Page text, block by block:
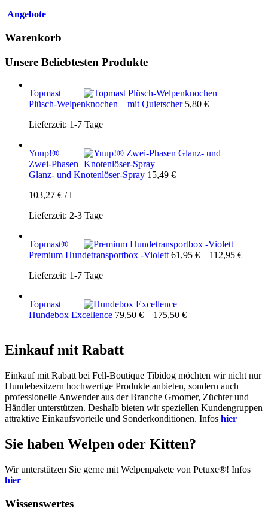
Angebote
Warenkorb
Unsere Beliebtesten Produkte
Topmast
Plüsch-Welpenknochen – mit Quietscher 5,80 €
Lieferzeit: 1-7 Tage
Yuup!®
Zwei-Phasen
Glanz- und Knotenlöser-Spray 15,49 €
103,27 € /l
Lieferzeit: 2-3 Tage
Topmast®
Premium Hundetransportbox -Violett 61,95 € – 112,95 €
Lieferzeit: 1-7 Tage
Topmast
Hundebox Excellence 79,50 € – 175,50 €
Einkauf mit Rabatt
Einkauf mit Rabatt bei Fell-Boutique Tibidog möchten wir nicht nur
Hundebesitzern hochwertige Produkte anbieten, sondern auch
professionelle Anwender aus der Branche Groomer, Züchter und
Händler unterstützen. Deshalb bieten wir speziellen Kundengruppen
attraktive Einkaufsvorteile und Sonderkonditionen. Infos hier
Sie haben Welpen oder Kitten?
Wir unterstützen Sie gerne mit Welpenpakete von Petuxe®! Infos
hier
Wissenswertes